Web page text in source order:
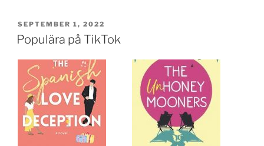
PUBLICERAT
SEPTEMBER 1, 2022
Populära på TikTok